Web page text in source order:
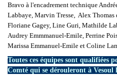
Bravo à l'encadrement technique
Labbaye, Marvin Tresse, Alex
Floriane Gagey, Line Guri, Mathilde
Audrey Emmmanuel-Emile, Perrine
Marissa Emmanuel-Emile et Coline
Toutes ces équipes sont qualifiées
Comté qui se dérouleront à Vesoul